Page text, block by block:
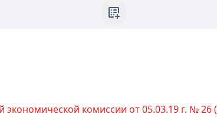
экономической комиссии от 05.03.19 г. № 26 (